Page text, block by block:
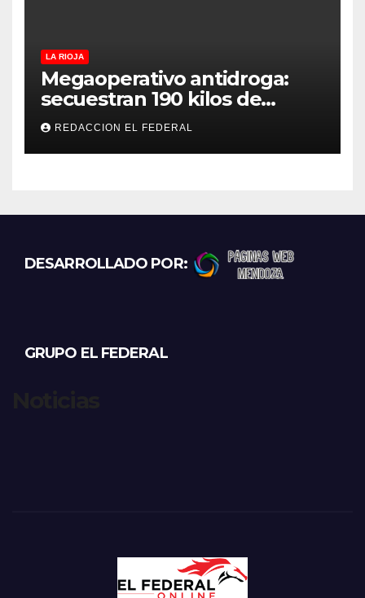
LA RIOJA
Megaoperativo antidroga:
secuestran 190 kilos de
marihuana que tenían como
destino La Rioja y Catamarca
REDACCION EL FEDERAL
DESARROLLADO POR:
GRUPO EL FEDERAL